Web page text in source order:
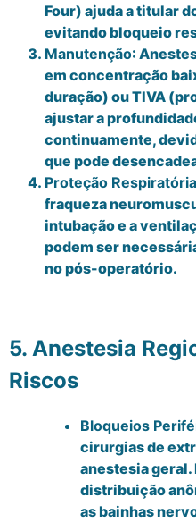
Four) ajuda a titular
evitando bloqueio
Manutenção:
em concentração
duração) ou TIVA
ajustar a
continuamente,
que pode
Proteção Respiratória
fraqueza
intubação e a
podem ser
no pós-operatório.
5. Anestesia
Riscos
Bloqueios
cirurgias de
anestesia geral.
distribuição
as bainhas